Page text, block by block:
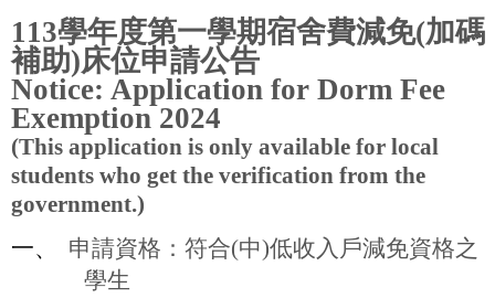
113學年度第一學期宿舍費減免(加碼
補助)床位申請公告
Notice: Application for Dorm Fee
Exemption 2024
(This application is only available for local
students who get the verification from the
government.)
一、
申請資格：符合(中)低收入戶減免資格之
學生